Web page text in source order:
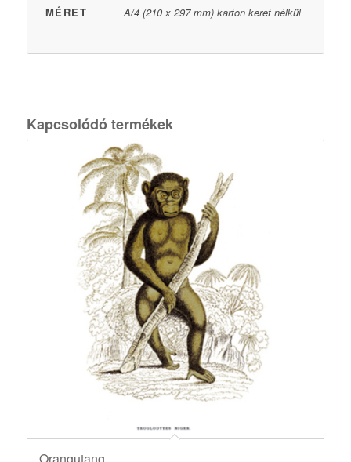
MÉRET A/4 (210 x 297 mm) karton keret nélkül
Kapcsolódó termékek